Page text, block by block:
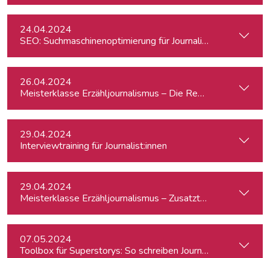
24.04.2024
SEO: Suchmaschinenoptimierung für Journalist:innen
26.04.2024
Meisterklasse Erzähljournalismus – Die
29.04.2024
Interviewtraining für Journalist:innen
29.04.2024
Meisterklasse Erzähljournalismus – Zusatztermin
07.05.2024
Toolbox für Superstorys: So schreiben Journalist:innen